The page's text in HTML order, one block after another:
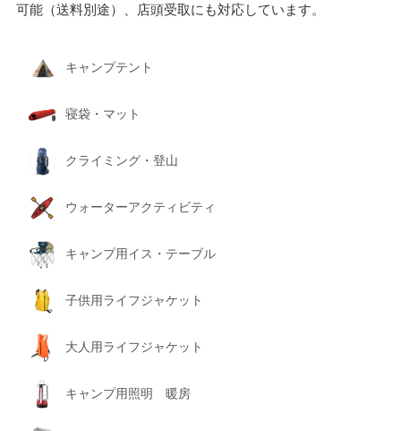
可能（送料別途）、店頭受取にも対応しています。
キャンプテント
寝袋・マット
クライミング・登山
ウォーターアクティビティ
キャンプ用イス・テーブル
子供用ライフジャケット
大人用ライフジャケット
キャンプ用照明 暖房